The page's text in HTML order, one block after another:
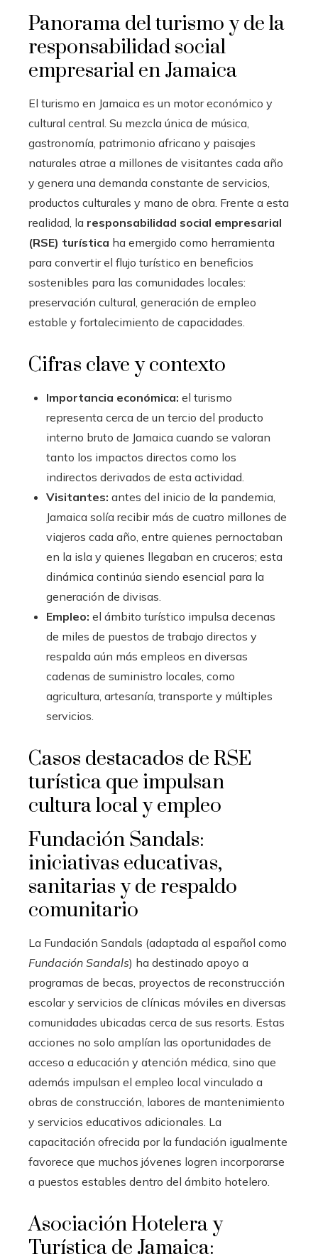
Panorama del turismo y de la
responsabilidad social
empresarial en Jamaica
El turismo en Jamaica es un motor económico y
cultural central. Su mezcla única de música,
gastronomía, patrimonio africano y paisajes
naturales atrae a millones de visitantes cada año
y genera una demanda constante de servicios,
productos culturales y mano de obra. Frente a esta
realidad, la responsabilidad social empresarial
(RSE) turística ha emergido como herramienta
para convertir el flujo turístico en beneficios
sostenibles para las comunidades locales:
preservación cultural, generación de empleo
estable y fortalecimiento de capacidades.
Cifras clave y contexto
Importancia económica: el turismo
representa cerca de un tercio del producto
interno bruto de Jamaica cuando se valoran
tanto los impactos directos como los
indirectos derivados de esta actividad.
Visitantes: antes del inicio de la pandemia,
Jamaica solía recibir más de cuatro millones de
viajeros cada año, entre quienes pernoctaban
en la isla y quienes llegaban en cruceros; esta
dinámica continúa siendo esencial para la
generación de divisas.
Empleo: el ámbito turístico impulsa decenas
de miles de puestos de trabajo directos y
respalda aún más empleos en diversas
cadenas de suministro locales, como
agricultura, artesanía, transporte y múltiples
servicios.
Casos destacados de RSE
turística que impulsan
cultura local y empleo
Fundación Sandals:
iniciativas educativas,
sanitarias y de respaldo
comunitario
La Fundación Sandals (adaptada al español como
Fundación Sandals) ha destinado apoyo a
programas de becas, proyectos de reconstrucción
escolar y servicios de clínicas móviles en diversas
comunidades ubicadas cerca de sus resorts. Estas
acciones no solo amplían las oportunidades de
acceso a educación y atención médica, sino que
además impulsan el empleo local vinculado a
obras de construcción, labores de mantenimiento
y servicios educativos adicionales. La
capacitación ofrecida por la fundación igualmente
favorece que muchos jóvenes logren incorporarse
a puestos estables dentro del ámbito hotelero.
Asociación Hotelera y
Turística de Jamaica: